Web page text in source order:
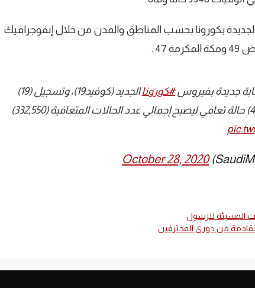
بكورونا بحسب المناطق والمدن من خلال إنفوجرافيك
#كورونا
⁩ الجديد (كوفيد19)، وتسجيل (19)
حالات وفيات رحمهم الله، وتسجيل (433) حالة تعافي ليصبح إجمالي عدد الحالات المتعافية (332,550)
October 28, 2020
المسيئة للرسول
من دوري المحترفين